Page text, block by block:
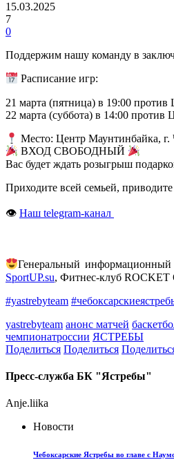
15.03.2025
7
0
Поддержим нашу команду в
Расписание игр:
21 марта (пятница) в 19:00
22 марта (суббота) в 14:00
Место: Центр Маунтинбайка,
ВХОД СВОБОДНЫЙ
Вас будет ждать розыгрыш
Приходите всей семьей,
👁 Наш telegram-канал
Генеральный
SportUP.su, Фитнес-клуб
#yastrebyteam
yastrebyteam анонс матчей
чемпионатроссии ЯСТРЕБЫ
Поделиться Поделиться
Пресс-служба БК "Ястребы"
Anje.liika
Новости
Чебоксарские Ястребы во главе с